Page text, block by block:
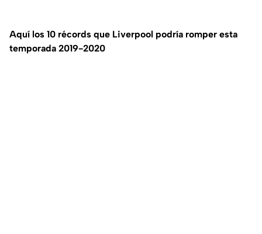
Aquí los 10 récords que Liverpool podría romper esta
temporada 2019-2020